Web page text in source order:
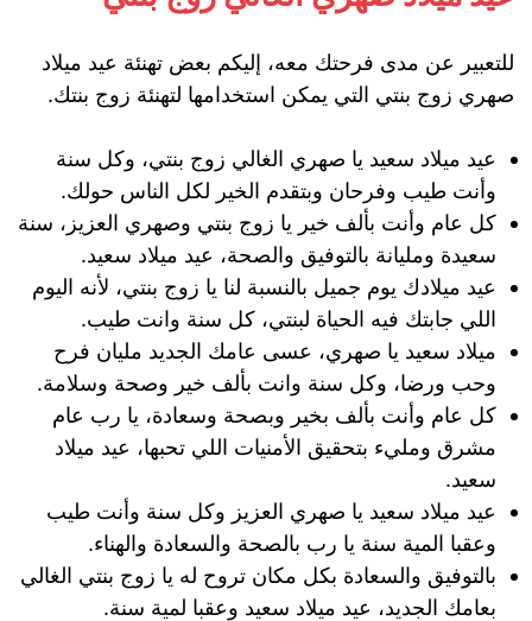
للتعبير عن مدى فرحتك معه، إليكم بعض تهنئة عيد ميلاد
صهري زوج بنتي التي يمكن استخدامها لتهنئة زوج بنتك.
عيد ميلاد سعيد يا صهري الغالي زوج بنتي، وكل سنة
وأنت طيب وفرحان وبتقدم الخير لكل الناس حولك.
كل عام وأنت بألف خير يا زوج بنتي وصهري العزيز، سنة
سعيدة ومليانة بالتوفيق والصحة، عيد ميلاد سعيد.
عيد ميلادك يوم جميل بالنسبة لنا يا زوج بنتي، لأنه اليوم
اللي جابتك فيه الحياة لبنتي، كل سنة وانت طيب.
ميلاد سعيد يا صهري، عسى عامك الجديد مليان فرح
وحب ورضا، وكل سنة وانت بألف خير وصحة وسلامة.
كل عام وأنت بألف بخير وبصحة وسعادة، يا رب عام
مشرق ومليء بتحقيق الأمنيات اللي تحبها، عيد ميلاد
سعيد.
عيد ميلاد سعيد يا صهري العزيز وكل سنة وأنت طيب
وعقبا المية سنة يا رب بالصحة والسعادة والهناء.
بالتوفيق والسعادة بكل مكان تروح له يا زوج بنتي الغالي
بعامك الجديد، عيد ميلاد سعيد وعقبا لمية سنة.